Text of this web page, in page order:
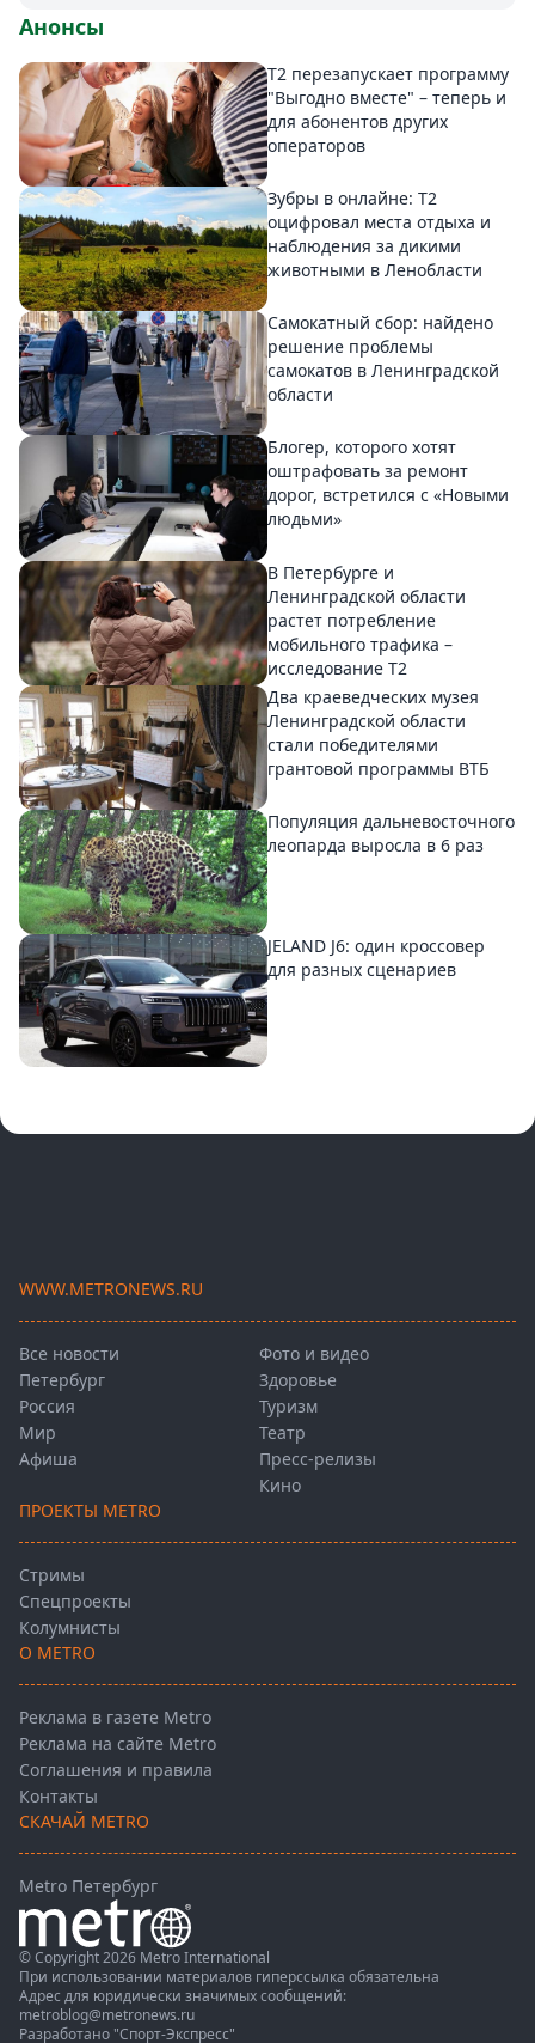
Анонсы
Т2 перезапускает программу
"Выгодно вместе" – теперь и
для абонентов других
операторов
Зубры в онлайне: Т2
оцифровал места отдыха и
наблюдения за дикими
животными в Ленобласти
Самокатный сбор: найдено
решение проблемы
самокатов в Ленинградской
области
Блогер, которого хотят
оштрафовать за ремонт
дорог, встретился с «Новыми
людьми»
В Петербурге и
Ленинградской области
растет потребление
мобильного трафика –
исследование T2
Два краеведческих музея
Ленинградской области
стали победителями
грантовой программы ВТБ
Популяция дальневосточного
леопарда выросла в 6 раз
JELAND J6: один кроссовер
для разных сценариев
WWW.METRONEWS.RU
Все новости
Петербург
Россия
Мир
Афиша
Фото и видео
Здоровье
Туризм
Театр
Пресс-релизы
Кино
ПРОЕКТЫ METRO
Стримы
Спецпроекты
Колумнисты
О METRO
Реклама в газете Metro
Реклама на сайте Metro
Соглашения и правила
Контакты
СКАЧАЙ METRO
Metro Петербург
© Copyright 2026 Metro International
При использовании материалов гиперссылка обязательна
Адрес для юридически значимых сообщений:
metroblog@metronews.ru
Разработано "Спорт-Экспресс"